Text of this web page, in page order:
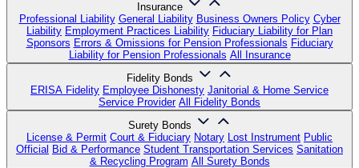
Insurance
Professional Liability General Liability Business Owners Policy Cyber
Liability Employment Practices Liability Fiduciary Liability for Plan
Sponsors Errors & Omissions for Pension Professionals Fiduciary
Liability for Pension Professionals All Insurance
Fidelity Bonds
ERISA Fidelity Employee Dishonesty Janitorial & Home Service
Service Provider All Fidelity Bonds
Surety Bonds
License & Permit Court & Fiduciary Notary Lost Instrument Public
Official Bid & Performance Student Transportation Services Sanitation
& Recycling Program All Surety Bonds